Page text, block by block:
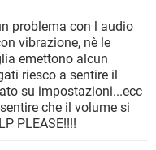
10
problema con l audio
vibrazione, nè le
emettono alcun
riesco a sentire il
su impostazioni...ecc
che il volume si
PLEASE!!!!